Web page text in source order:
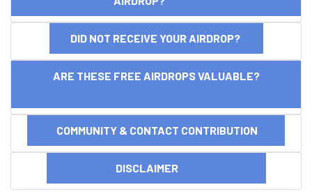
DID NOT RECEIVE YOUR AIRDROP?
ARE THESE FREE AIRDROPS VALUABLE?
COMMUNITY & CONTACT CONTRIBUTION
DISCLAIMER